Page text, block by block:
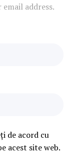
address.
de acord cu
acest site web.